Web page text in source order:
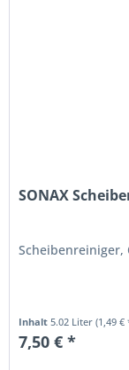
SONAX
Scheibenreiniger,
Inhalt 5.02 Liter(1,49
7,50 € *